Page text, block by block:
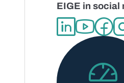
EIGE in social